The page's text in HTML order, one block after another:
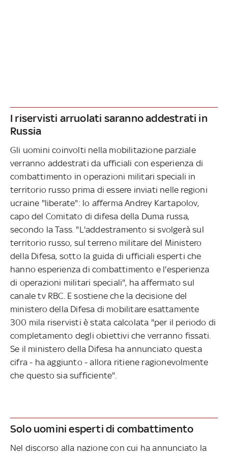
I riservisti arruolati saranno addestrati in
Russia
Gli uomini coinvolti nella mobilitazione parziale
verranno addestrati da ufficiali con esperienza di
combattimento in operazioni militari speciali in
territorio russo prima di essere inviati nelle regioni
ucraine "liberate": lo afferma Andrey Kartapolov,
capo del Comitato di difesa della Duma russa,
secondo la Tass. "L'addestramento si svolgerà sul
territorio russo, sul terreno militare del Ministero
della Difesa, sotto la guida di ufficiali esperti che
hanno esperienza di combattimento e l'esperienza
di operazioni militari speciali", ha affermato sul
canale tv RBC. E sostiene che la decisione del
ministero della Difesa di mobilitare esattamente
300 mila riservisti è stata calcolata "per il periodo di
completamento degli obiettivi che verranno fissati.
Se il ministero della Difesa ha annunciato questa
cifra - ha aggiunto - allora ritiene ragionevolmente
che questo sia sufficiente".
Solo uomini esperti di combattimento
Nel discorso alla nazione con cui ha annunciato la